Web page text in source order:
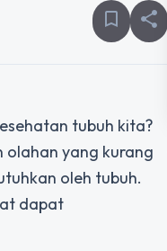
bookmark_border share
tubuh kita?
olahan yang kurang
oleh tubuh.
dapat